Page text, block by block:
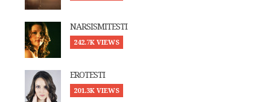
NARSISMITESTI
242.7K VIEWS
EROTESTI
201.3K VIEWS